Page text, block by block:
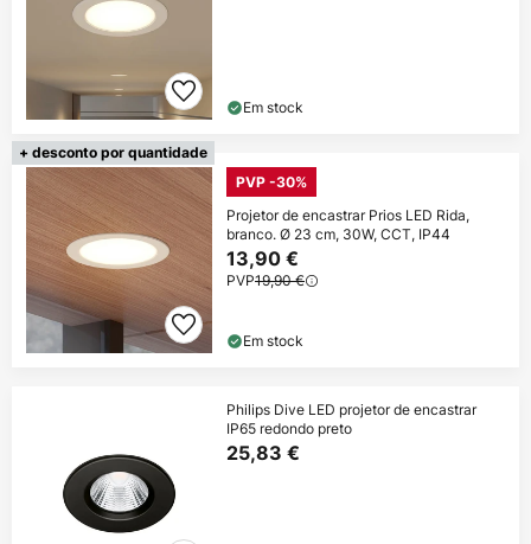
Em stock
+ desconto por quantidade
PVP -30%
Projetor de encastrar Prios LED Rida,
branco. Ø 23 cm, 30W, CCT, IP44
13,90 €
PVP19,90 €
Em stock
Philips Dive LED projetor de encastrar
IP65 redondo preto
25,83 €